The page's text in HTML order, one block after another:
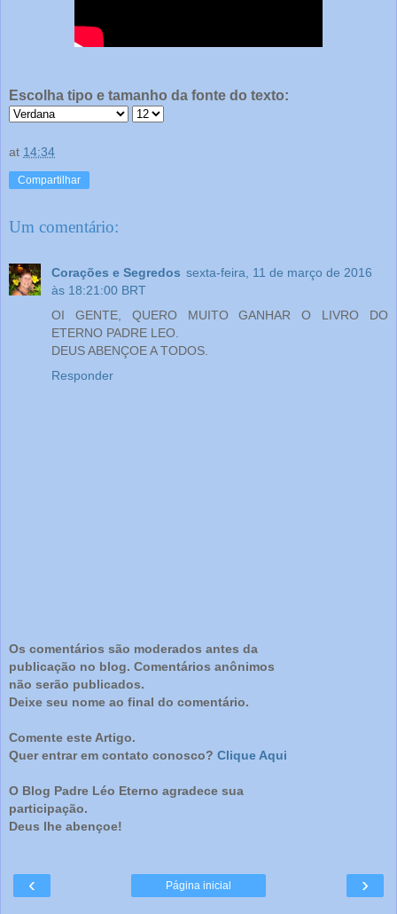
Escolha tipo e tamanho da fonte do texto:
at 14:34
Compartilhar
Um comentário:
Corações e Segredos sexta-feira, 11 de março de 2016
às 18:21:00 BRT
OI GENTE, QUERO MUITO GANHAR O LIVRO DO
ETERNO PADRE LEO.
DEUS ABENÇOE A TODOS.
Responder
Os comentários são moderados antes da
publicação no blog. Comentários anônimos
não serão publicados.
Deixe seu nome ao final do comentário.
Comente este Artigo.
Quer entrar em contato conosco? Clique Aqui
O Blog Padre Léo Eterno agradece sua
participação.
Deus lhe abençoe!
‹ ›
Página inicial